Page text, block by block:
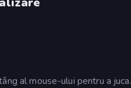
al mouse-ului pentru a juca.